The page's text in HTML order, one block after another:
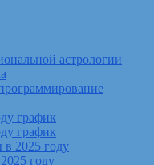
астрологии
график
график
2025 году
году